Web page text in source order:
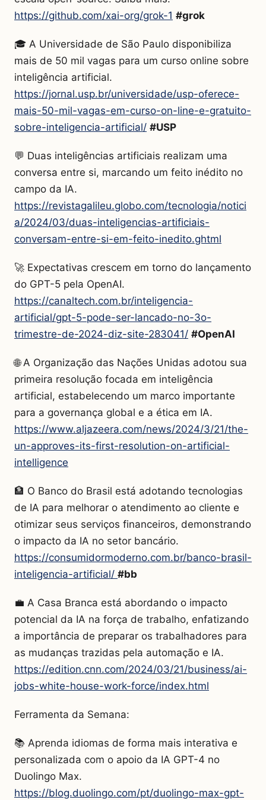
https://github.com/xai-org/grok-1 #grok
🎓 A Universidade de São Paulo disponibiliza
mais de 50 mil vagas para um curso online sobre
inteligência artificial.
https://jornal.usp.br/universidade/usp-oferece-
mais-50-mil-vagas-em-curso-on-line-e-gratuito-
sobre-inteligencia-artificial/ #USP
💬 Duas inteligências artificiais realizam uma
conversa entre si, marcando um feito inédito no
campo da IA.
https://revistagalileu.globo.com/tecnologia/notici
a/2024/03/duas-inteligencias-artificiais-
conversam-entre-si-em-feito-inedito.ghtml
🚀 Expectativas crescem em torno do lançamento
do GPT-5 pela OpenAI.
https://canaltech.com.br/inteligencia-
artificial/gpt-5-pode-ser-lancado-no-3o-
trimestre-de-2024-diz-site-283041/ #OpenAI
🌐 A Organização das Nações Unidas adotou sua
primeira resolução focada em inteligência
artificial, estabelecendo um marco importante
para a governança global e a ética em IA.
https://www.aljazeera.com/news/2024/3/21/the-
un-approves-its-first-resolution-on-artificial-
intelligence
🏦 O Banco do Brasil está adotando tecnologias
de IA para melhorar o atendimento ao cliente e
otimizar seus serviços financeiros, demonstrando
o impacto da IA no setor bancário.
https://consumidormoderno.com.br/banco-brasil-
inteligencia-artificial/ #bb
💼 A Casa Branca está abordando o impacto
potencial da IA na força de trabalho, enfatizando
a importância de preparar os trabalhadores para
as mudanças trazidas pela automação e IA.
https://edition.cnn.com/2024/03/21/business/ai-
jobs-white-house-work-force/index.html
Ferramenta da Semana:
📚 Aprenda idiomas de forma mais interativa e
personalizada com o apoio da IA GPT-4 no
Duolingo Max.
https://blog.duolingo.com/pt/duolingo-max-gpt-